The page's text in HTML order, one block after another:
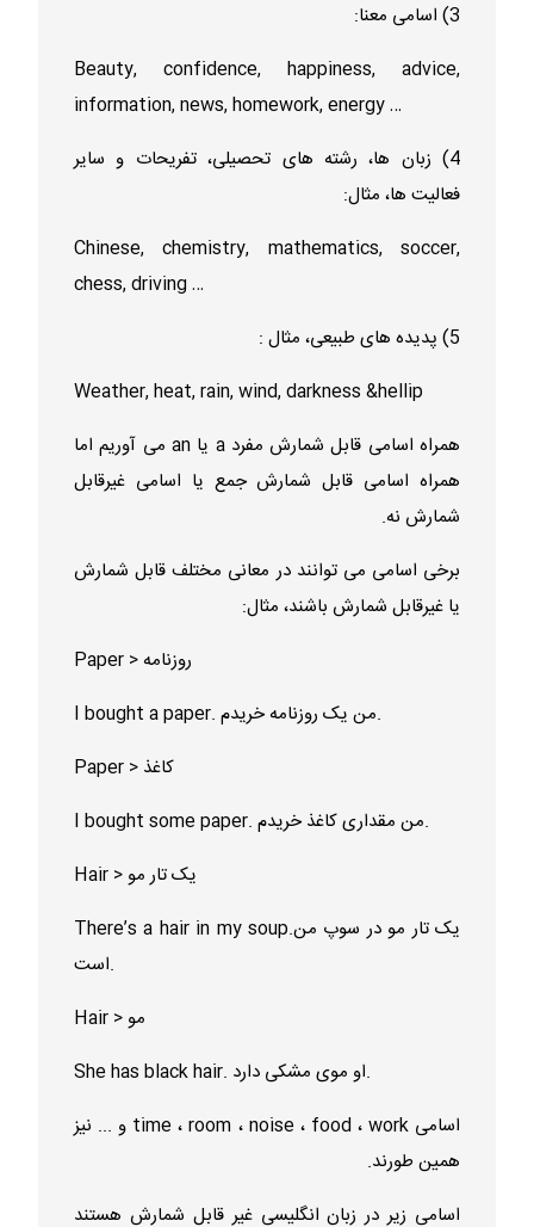
3) اسامی معنا:
Beauty, confidence, happiness, advice,
information, news, homework, energy …
4) زبان ها، رشته های تحصیلی، تفریحات و سایر
فعالیت ها، مثال:
Chinese, chemistry, mathematics, soccer,
chess, driving …
5) پدیده های طبیعی، مثال :
Weather, heat, rain, wind, darkness &hellip
همراه اسامی قابل شمارش مفرد a یا an می آوریم اما
همراه اسامی قابل شمارش جمع یا اسامی غیرقابل
شمارش نه.
برخی اسامی می توانند در معانی مختلف قابل شمارش
یا غیرقابل شمارش باشند، مثال:
Paper > روزنامه
I bought a paper. من یک روزنامه خریدم.
Paper > کاغذ
I bought some paper. من مقداری کاغذ خریدم.
Hair > یک تار مو
There’s a hair in my soup.یک تار مو در سوپ من
است.
Hair > مو
She has black hair. او موی مشکی دارد.
اسامی time ، room ، noise ، food ، work و ... نیز
همین طورند.
اسامی زیر در زبان انگلیسی غیر قابل شمارش هستند